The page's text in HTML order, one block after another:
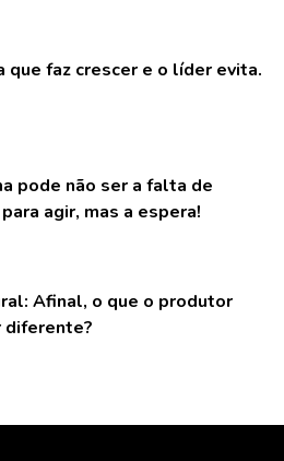
que faz crescer e o líder evita.
pode não ser a falta de
agir, mas a espera!
Afinal, o que o produtor
diferente?